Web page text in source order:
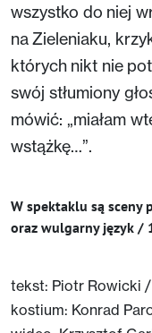
wszystko do niej
na Zieleniaku,
których nikt nie
swój stłumiony
mówić: „miałam
wstążkę…”.
W spektaklu są sceny
oraz wulgarny język /
tekst: Piotr Rowicki
kostium: Konrad